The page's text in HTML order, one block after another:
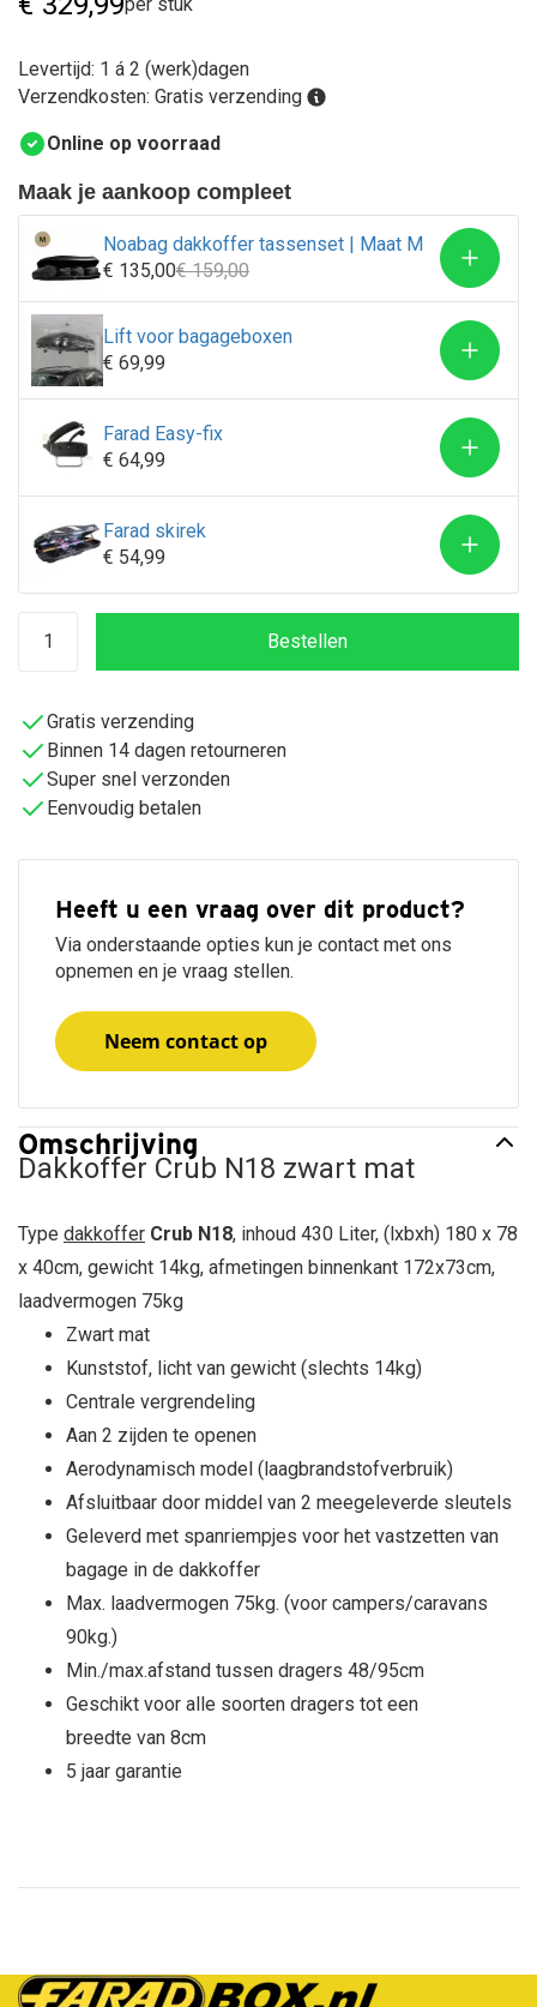
Levertijd: 1 á 2 (werk)dagen
Verzendkosten: Gratis verzending
Online op voorraad
Maak je aankoop compleet
Noabag dakkoffer tassenset | Maat M
€ 135,00€ 159,00
Lift voor bagageboxen
€ 69,99
Farad Easy-fix
€ 64,99
Farad skirek
€ 54,99
Bestellen
Gratis verzending
Binnen 14 dagen retourneren
Super snel verzonden
Eenvoudig betalen
Heeft u een vraag over dit product?
Via onderstaande opties kun je contact met ons
opnemen en je vraag stellen.
Neem contact op
Omschrijving
Dakkoffer Crub N18 zwart mat
Type dakkoffer Crub N18, inhoud 430 Liter, (lxbxh) 180 x 78
x 40cm, gewicht 14kg, afmetingen binnenkant 172x73cm,
laadvermogen 75kg
Zwart mat
Kunststof, licht van gewicht (slechts 14kg)
Centrale vergrendeling
Aan 2 zijden te openen
Aerodynamisch model (laagbrandstofverbruik)
Afsluitbaar door middel van 2 meegeleverde sleutels
Geleverd met spanriempjes voor het vastzetten van
bagage in de dakkoffer
Max. laadvermogen 75kg. (voor campers/caravans
90kg.)
Min./max.afstand tussen dragers 48/95cm
Geschikt voor alle soorten dragers tot een
breedte van 8cm
5 jaar garantie